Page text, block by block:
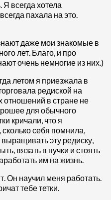
Я всегда хотела
пахала на это.
даже мои знакомые в
лет. Благо, и про
очень немногие из них.)
летом я приезжала в
редиской на
отношений в стране не
для обычного
кричали, что я
сколько себя помнила,
эту редиску,
вязать в пучки и стоять
им на жизнь.
Он научил меня работать.
тебе тетки.